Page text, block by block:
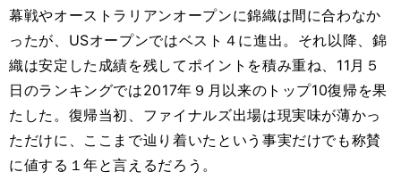
幕戦やオーストラリアンオープンに錦織は間に合わなか
ったが、USオープンではベスト４に進出。それ以降、錦
織は安定した成績を残してポイントを積み重ね、11月５
日のランキングでは2017年９月以来のトップ10復帰を果
たした。復帰当初、ファイナルズ出場は現実味が薄かっ
ただけに、ここまで辿り着いたという事実だけでも称賛
に値する１年と言えるだろう。